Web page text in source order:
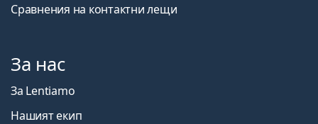
Сравнения на контактни лещи
За нас
За Lentiamo
Нашият екип